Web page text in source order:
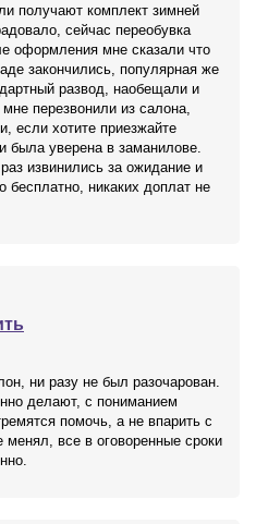
получают комплект зимней
сейчас переобувка
оформления мне сказали что
закончились, популярная же
развод, наобещали и
перезвонили из салона,
если хотите приезжайте
была уверена в заманилове.
извинились за ожидание и
бесплатно, никаких доплат не
ни разу не был разочарован.
делают, с пониманием
помочь, а не впарить с
все в оговоренные сроки